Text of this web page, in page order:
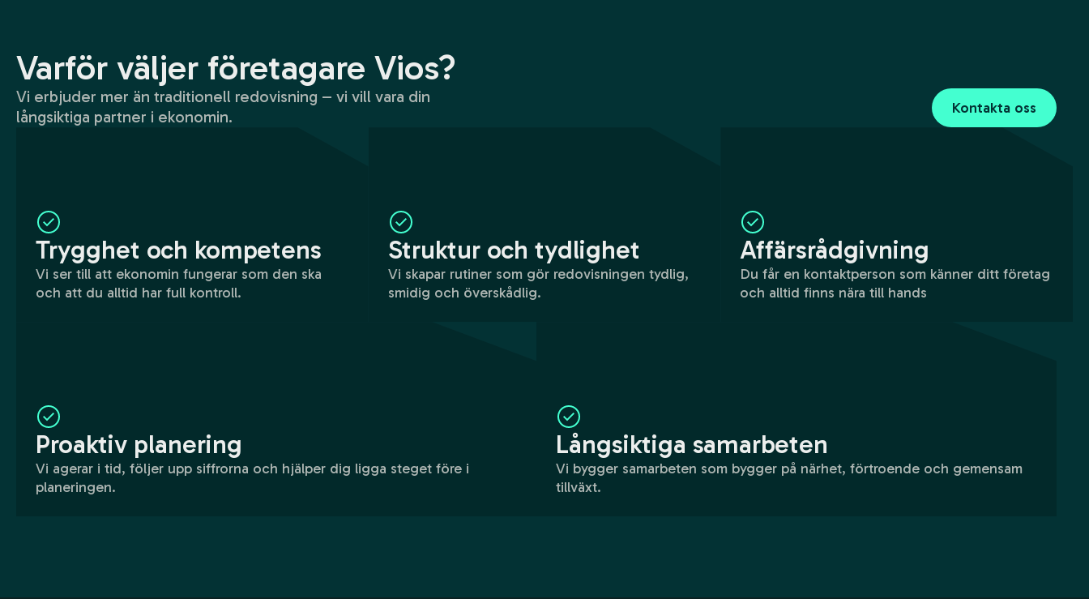
Varför väljer företagare Vios?
Vi erbjuder mer än traditionell redovisning – vi vill vara din
långsiktiga partner i ekonomin.
Kontakta oss
Trygghet och kompetens
Vi ser till att ekonomin fungerar som den ska
och att du alltid har full kontroll.
Struktur och tydlighet
Vi skapar rutiner som gör redovisningen tydlig,
smidig och överskådlig.
Affärsrådgivning
Du får en kontaktperson som känner ditt företag
och alltid finns nära till hands
Proaktiv planering
Vi agerar i tid, följer upp siffrorna och hjälper dig ligga steget före i
planeringen.
Långsiktiga samarbeten
Vi bygger samarbeten som bygger på närhet, förtroende och gemensam
tillväxt.